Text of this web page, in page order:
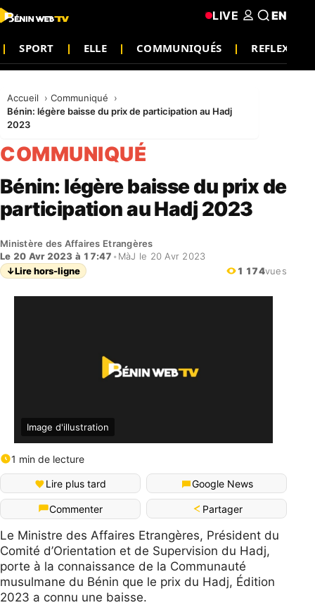
SPORT ELLE COMMUNIQUÉS REFLEXION
LIVE EN
Accueil
Communiqué
Bénin: légère baisse du prix de participation au Hadj
2023
COMMUNIQUÉ
Bénin: légère baisse du prix de
participation au Hadj 2023
Ministère des Affaires Etrangères
Le 20 Avr 2023 à 17:47 • MàJ le 20 Avr 2023
↓Lire hors-ligne 1 174vues
Image d'illustration
1 min de lecture
Lire plus tard Google News
Commenter Partager
Le Ministre des Affaires Etrangères, Président du
Comité d’Orientation et de Supervision du Hadj,
porte à la connaissance de la Communauté
musulmane du Bénin que le prix du Hadj, Édition
2023 a connu une baisse.